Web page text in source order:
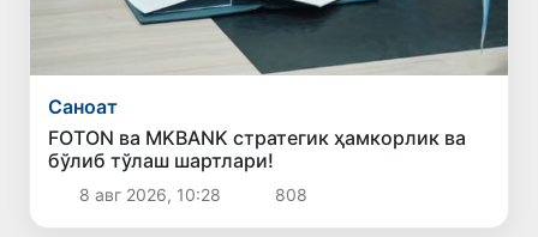
Саноат
FOTON ва MKBANK стратегик ҳамкорлик ва
бўлиб тўлаш шартлари!
8 авг 2026, 10:28 808